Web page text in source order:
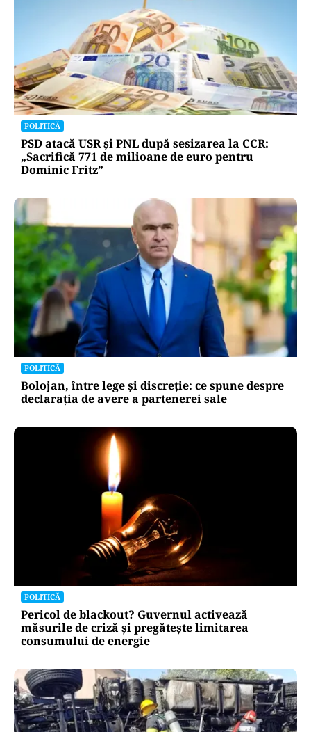
POLITICĂ
PSD atacă USR și PNL după sesizarea la CCR:
„Sacrifică 771 de milioane de euro pentru
Dominic Fritz”
POLITICĂ
Bolojan, între lege și discreție: ce spune despre
declarația de avere a partenerei sale
POLITICĂ
Pericol de blackout? Guvernul activează
măsurile de criză și pregătește limitarea
consumului de energie